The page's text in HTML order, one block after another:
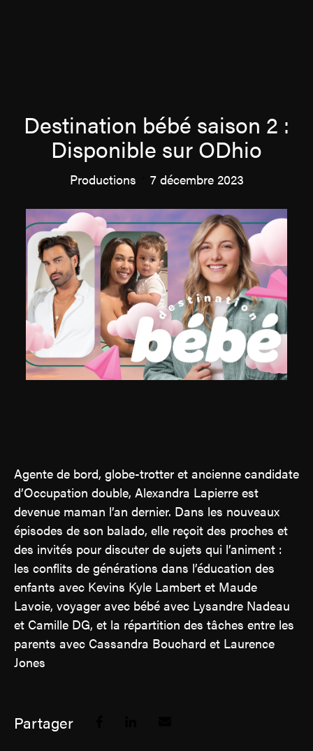
À propos
Équipe
Productions
Actualités
Contact
Jinfluence
EN
Destination bébé saison 2 :
Disponible sur ODhio
Productions 7 décembre 2023
Agente de bord, globe-trotter et ancienne candidate
d’Occupation double, Alexandra Lapierre est
devenue maman l’an dernier. Dans les nouveaux
épisodes de son balado, elle reçoit des proches et
des invités pour discuter de sujets qui l’animent :
les conflits de générations dans l’éducation des
enfants avec Kevins Kyle Lambert et Maude
Lavoie, voyager avec bébé avec Lysandre Nadeau
et Camille DG, et la répartition des tâches entre les
parents avec Cassandra Bouchard et Laurence
Jones
Partager